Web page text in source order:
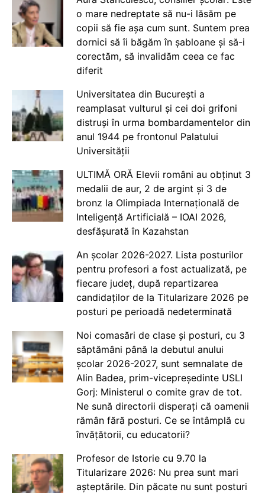
o mare nedreptate să nu-i lăsăm pe
copii să fie așa cum sunt. Suntem prea
dornici să îi băgăm în șabloane și să-i
corectăm, să invalidăm ceea ce fac
diferit
Universitatea din București a
reamplasat vulturul și cei doi grifoni
distruși în urma bombardamentelor din
anul 1944 pe frontonul Palatului
Universității
ULTIMĂ ORĂ Elevii români au obținut 3
medalii de aur, 2 de argint și 3 de
bronz la Olimpiada Internațională de
Inteligență Artificială – IOAI 2026,
desfășurată în Kazahstan
An școlar 2026-2027. Lista posturilor
pentru profesori a fost actualizată, pe
fiecare județ, după repartizarea
candidaților de la Titularizare 2026 pe
posturi pe perioadă nedeterminată
Noi comasări de clase și posturi, cu 3
săptămâni până la debutul anului
școlar 2026-2027, sunt semnalate de
Alin Badea, prim-vicepreședinte USLI
Gorj: Ministerul o comite grav de tot.
Ne sună directorii disperați că oamenii
rămân fără posturi. Ce se întâmplă cu
învățătorii, cu educatorii?
Profesor de Istorie cu 9.70 la
Titularizare 2026: Nu prea sunt mari
așteptările. Din păcate nu sunt posturi